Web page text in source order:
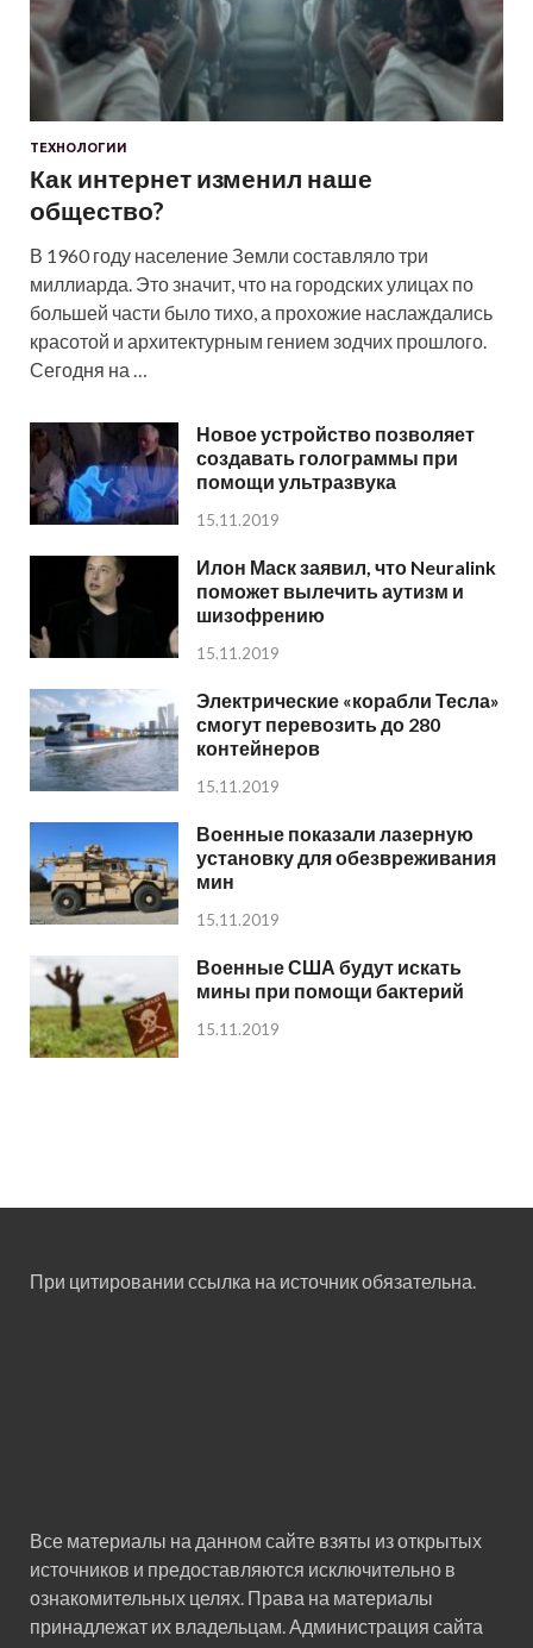
ТЕХНОЛОГИИ
Как интернет изменил наше
общество?
В 1960 году население Земли составляло три
миллиарда. Это значит, что на городских улицах по
большей части было тихо, а прохожие наслаждались
красотой и архитектурным гением зодчих прошлого.
Сегодня на …
Новое устройство позволяет
создавать голограммы при
помощи ультразвука
15.11.2019
Илон Маск заявил, что Neuralink
поможет вылечить аутизм и
шизофрению
15.11.2019
Электрические «корабли Тесла»
смогут перевозить до 280
контейнеров
15.11.2019
Военные показали лазерную
установку для обезвреживания
мин
15.11.2019
Военные США будут искать
мины при помощи бактерий
15.11.2019
При цитировании ссылка на источник обязательна.
Все материалы на данном сайте взяты из открытых
источников и предоставляются исключительно в
ознакомительных целях. Права на материалы
принадлежат их владельцам. Администрация сайта